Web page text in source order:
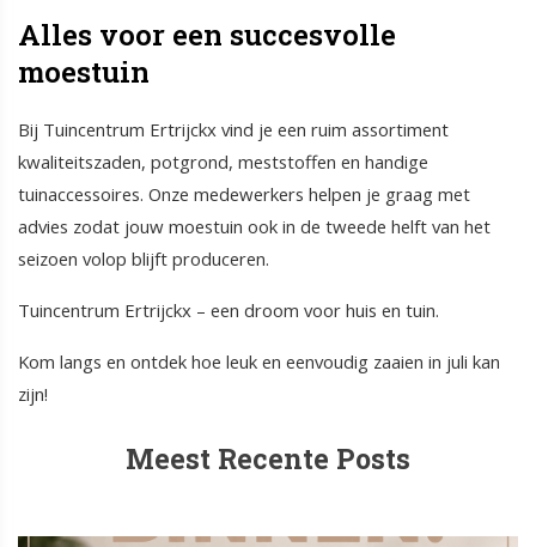
Alles voor een succesvolle
moestuin
Bij Tuincentrum Ertrijckx vind je een ruim assortiment
kwaliteitszaden, potgrond, meststoffen en handige
tuinaccessoires. Onze medewerkers helpen je graag met
advies zodat jouw moestuin ook in de tweede helft van het
seizoen volop blijft produceren.
Tuincentrum Ertrijckx – een droom voor huis en tuin.
Kom langs en ontdek hoe leuk en eenvoudig zaaien in juli kan
zijn!
Meest Recente Posts